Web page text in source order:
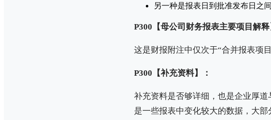
另一种是报表日到批准发布日之
P300【母公司财务报表主要项目解释
这是财报附注中仅次于“合并报表项
P300【补充资料】：
补充资料是否够详细，也是企业厚
是一些报表中变化较大的数据，大部